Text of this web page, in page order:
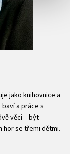
jako knihovnice a
a práce s
věci – být
hor se třemi dětmi.